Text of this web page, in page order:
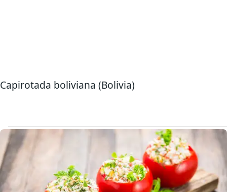
Capirotada boliviana (Bolivia)